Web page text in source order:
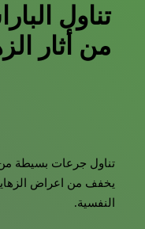
تناول
من أثار
تناول جرعات بسيطة من
يخفف من اعراض
النفسية.